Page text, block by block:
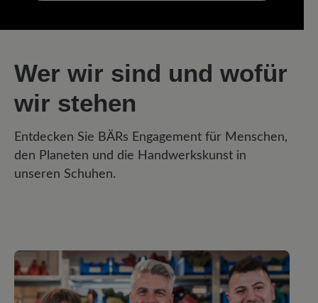
Wer wir sind und wofür
wir stehen
Entdecken Sie BÄRs Engagement für Menschen,
den Planeten und die Handwerkskunst in
unseren Schuhen.